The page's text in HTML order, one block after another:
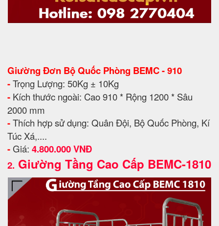
Giường Đơn Bộ Quốc Phòng BEMC - 910
-Trọng Lượng: 50Kg ± 10Kg
- Kích thước ngoài: Cao 910 * Rộng 1200 * Sâu
2000 mm
-Thích hợp sử dụng: Quân Đội, Bộ Quốc Phòng, Kí
Túc Xá,....
- Giá: 4.800.000 VNĐ
2. Giường Tầng Cao Cấp BEMC-1810